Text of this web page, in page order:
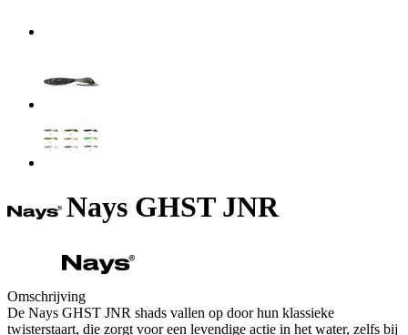
Nays GHST JNR
Omschrijving
De Nays GHST JNR shads vallen op door hun klassieke
twisterstaart, die zorgt voor een levendige actie in het water, zelfs bij